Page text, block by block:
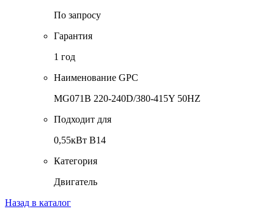
По запросу
Гарантия
1 год
Наименование GPC
MG071B 220-240D/380-415Y 50HZ
Подходит для
0,55кВт B14
Категория
Двигатель
Назад в каталог